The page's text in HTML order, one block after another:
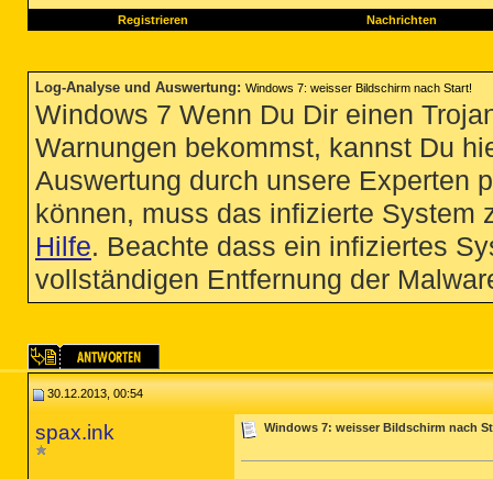
Registrieren Nachrichten
Log-Analyse und Auswertung: Windows 7: weisser Bildschirm nach Start!
Windows 7 Wenn Du Dir einen
Warnungen bekommst, kannst Du
Auswertung durch unsere Experten
können, muss das infizierte System
Hilfe. Beachte dass ein infiziertes
vollständigen Entfernung der
30.12.2013, 00:54
spax.ink Windows 7: weisser Bildschirm nach